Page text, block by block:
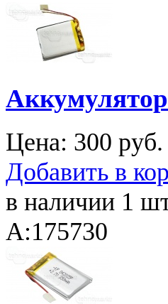
Цена: 300 руб.
Добавить в
в наличии 1
A:175730